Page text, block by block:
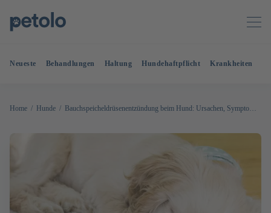
Neueste Behandlungen Haltung Hundehaftpflicht Krankheiten
Home Hunde Bauchspeicheldrüsenentzündung beim Hund: Ursachen, Symptome & Therapie